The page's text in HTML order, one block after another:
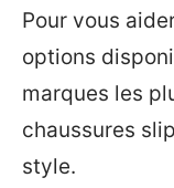
Pour vous
options
marques les
chaussures
style.